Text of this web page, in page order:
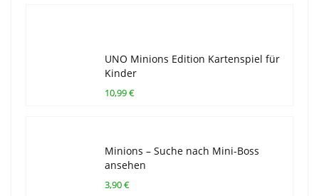
UNO Minions Edition Kartenspiel für
Kinder
10,99 €
Minions – Suche nach Mini-Boss
ansehen
3,90 €